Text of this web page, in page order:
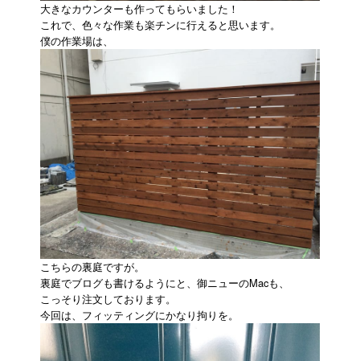
大きなカウンターも作ってもらいました！
これで、色々な作業も楽チンに行えると思います。
僕の作業場は、
こちらの裏庭ですが。
裏庭でブログも書けるようにと、御ニューのMacも、
こっそり注文しております。
今回は、フィッティングにかなり拘りを。